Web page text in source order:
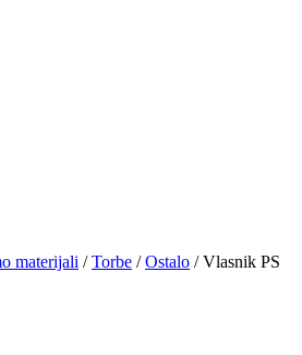
materijali /Torbe /Ostalo / Vlasnik PS